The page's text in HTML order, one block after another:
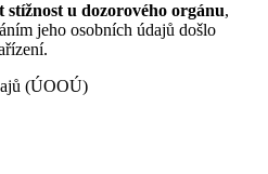
stížnost u dozorového orgánu,
jeho osobních údajů došlo
(ÚOOÚ)